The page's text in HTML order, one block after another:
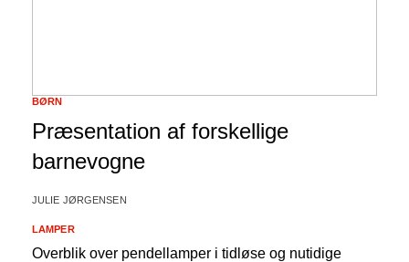
Præsentation af forskellige
barnevogne
BØRN
JULIE JØRGENSEN
Overblik over pendellamper i tidløse og nutidige
LAMPER